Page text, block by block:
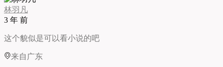
林羽凡
3 年 前
这个貌似是可以看小说的吧
来自广东